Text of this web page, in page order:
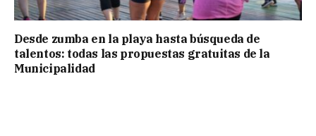
Desde zumba en la playa hasta búsqueda de
talentos: todas las propuestas gratuitas de la
Municipalidad